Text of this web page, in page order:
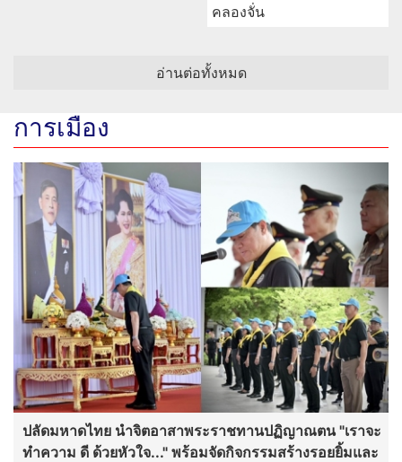
คลองจั่น
อ่านต่อทั้งหมด
การเมือง
ปลัดมหาดไทย นำจิตอาสาพระราชทานปฏิญาณตน "เราจะ
ทำความ ดี ด้วยหัวใจ..." พร้อมจัดกิจกรรมสร้างรอยยิ้มและ